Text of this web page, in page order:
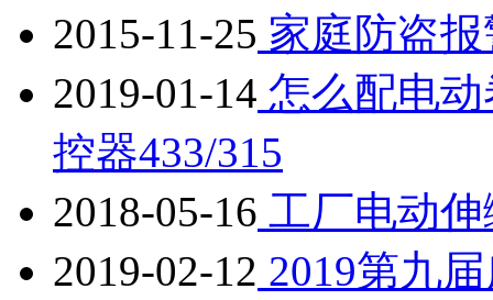
2015-11-25 家庭防盗
2019-01-14 怎么配电
控器433/315
2018-05-16 工厂电动
2019-02-12 2019第九